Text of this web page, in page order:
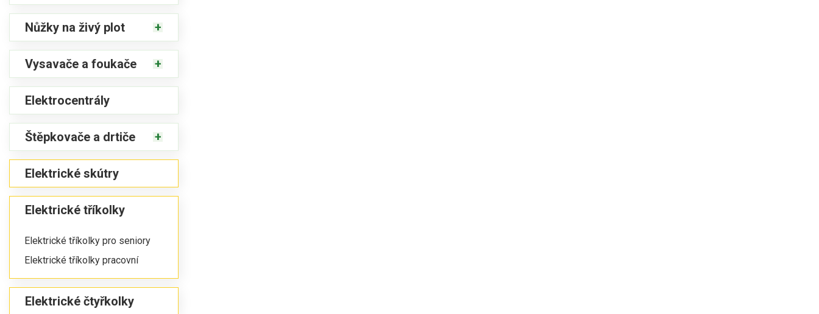
Nůžky na živý plot
Vysavače a foukače
Elektrocentrály
Štěpkovače a drtiče
Elektrické skútry
Elektrické tříkolky
Elektrické tříkolky pro seniory
Elektrické tříkolky pracovní
Elektrické čtyřkolky